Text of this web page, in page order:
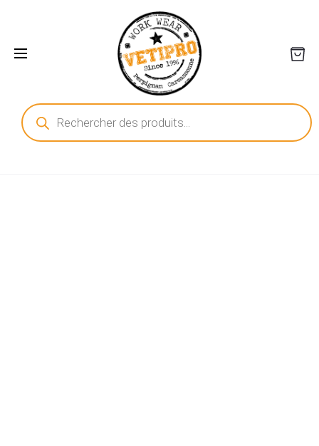
Recherche
de
produits